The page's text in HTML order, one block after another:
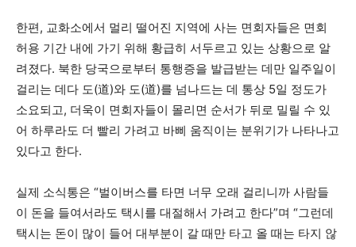
한편, 교화소에서 멀리 떨어진 지역에 사는 면회자들은 면회
허용 기간 내에 가기 위해 황급히 서두르고 있는 상황으로 알
려졌다. 북한 당국으로부터 통행증을 발급받는 데만 일주일이
걸리는 데다 도(道)와 도(道)를 넘나드는 데 통상 5일 정도가
소요되고, 더욱이 면회자들이 몰리면 순서가 뒤로 밀릴 수 있
어 하루라도 더 빨리 가려고 바삐 움직이는 분위기가 나타나고
있다고 한다.
실제 소식통은 “벌이버스를 타면 너무 오래 걸리니까 사람들
이 돈을 들여서라도 택시를 대절해서 가려고 한다”며 “그런데
택시는 돈이 많이 들어 대부분이 갈 때만 타고 올 때는 타지 않